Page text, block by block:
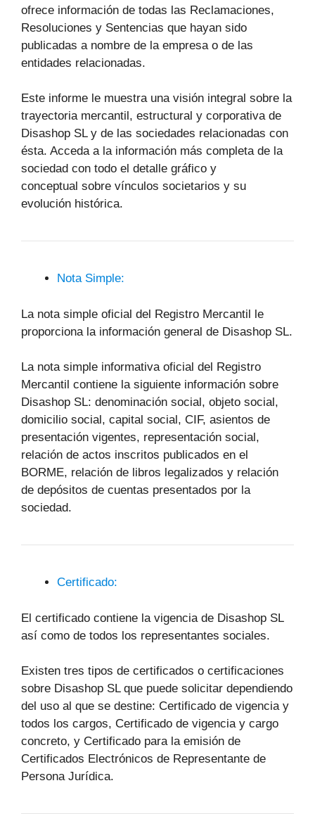
ofrece información de todas las Reclamaciones,
Resoluciones y Sentencias que hayan sido
publicadas a nombre de la empresa o de las
entidades relacionadas.
Este informe le muestra una visión integral sobre la
trayectoria mercantil, estructural y corporativa de
Disashop SL y de las sociedades relacionadas con
ésta. Acceda a la información más completa de la
sociedad con todo el detalle gráfico y
conceptual sobre vínculos societarios y su
evolución histórica.
Nota Simple:
La nota simple oficial del Registro Mercantil le
proporciona la información general de Disashop SL.
La nota simple informativa oficial del Registro
Mercantil contiene la siguiente información sobre
Disashop SL: denominación social, objeto social,
domicilio social, capital social, CIF, asientos de
presentación vigentes, representación social,
relación de actos inscritos publicados en el
BORME, relación de libros legalizados y relación
de depósitos de cuentas presentados por la
sociedad.
Certificado:
El certificado contiene la vigencia de Disashop SL
así como de todos los representantes sociales.
Existen tres tipos de certificados o certificaciones
sobre Disashop SL que puede solicitar dependiendo
del uso al que se destine: Certificado de vigencia y
todos los cargos, Certificado de vigencia y cargo
concreto, y Certificado para la emisión de
Certificados Electrónicos de Representante de
Persona Jurídica.